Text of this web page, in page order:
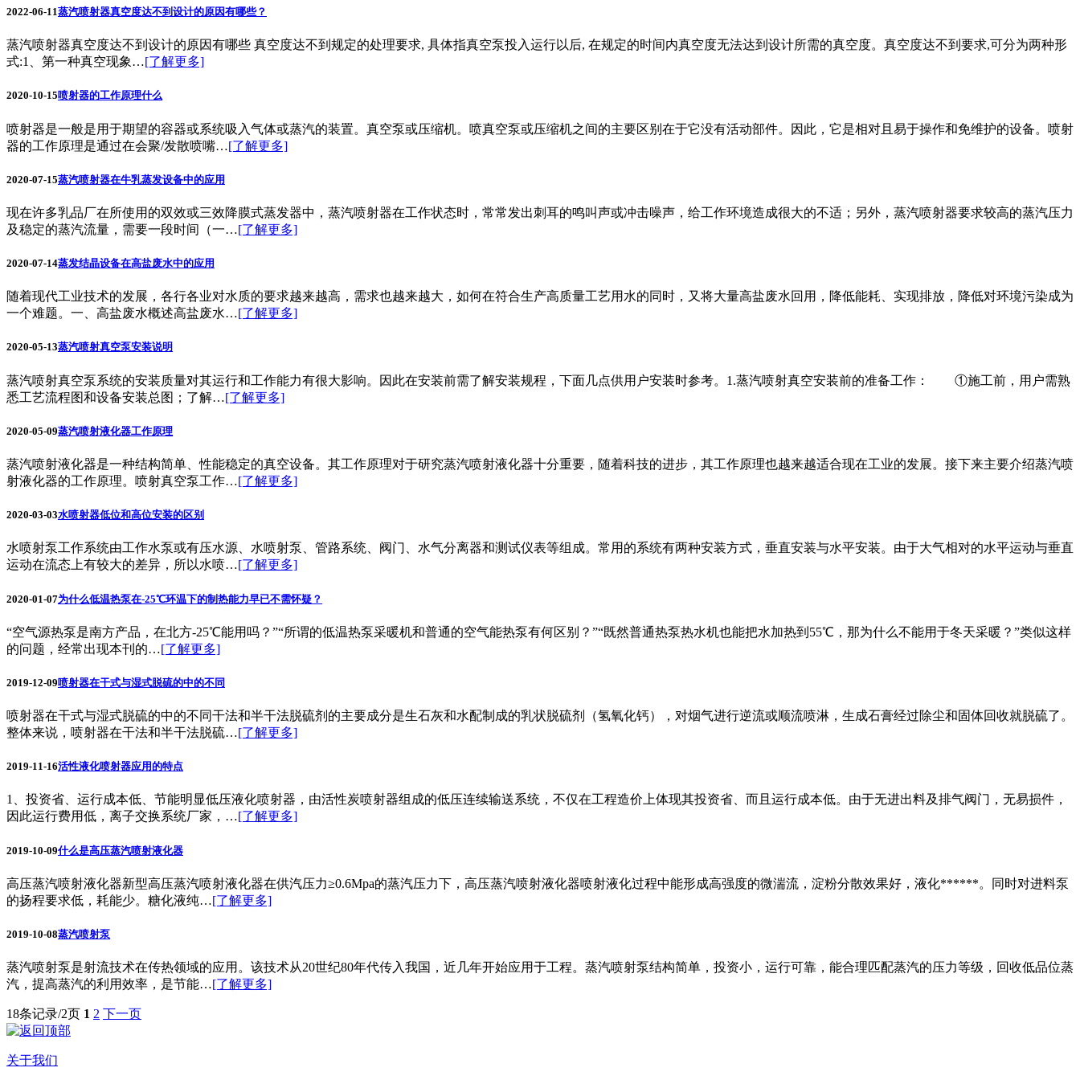
2022-06-11蒸汽喷射器真空度达不到设计的原因有哪些？
蒸汽喷射器真空度达不到设计的原因有哪些 真空度达不到规定的处理要求, 具体指真空泵投入运行以后, 在规定的时间内真空度无法达到设计所需的真空度。真空度达不到要求,可分为两种形
式:1、第一种真空现象…[了解更多]
2020-10-15喷射器的工作原理什么
喷射器是一般是用于期望的容器或系统吸入气体或蒸汽的装置。真空泵或压缩机。喷真空泵或压缩机之间的主要区别在于它没有活动部件。因此，它是相对且易于操作和免维护的设备。喷射
器的工作原理是通过在会聚/发散喷嘴…[了解更多]
2020-07-15蒸汽喷射器在牛乳蒸发设备中的应用
现在许多乳品厂在所使用的双效或三效降膜式蒸发器中，蒸汽喷射器在工作状态时，常常发出刺耳的鸣叫声或冲击噪声，给工作环境造成很大的不适；另外，蒸汽喷射器要求较高的蒸汽压力
及稳定的蒸汽流量，需要一段时间（一…[了解更多]
2020-07-14蒸发结晶设备在高盐废水中的应用
随着现代工业技术的发展，各行各业对水质的要求越来越高，需求也越来越大，如何在符合生产高质量工艺用水的同时，又将大量高盐废水回用，降低能耗、实现排放，降低对环境污染成为
一个难题。一、高盐废水概述高盐废水…[了解更多]
2020-05-13蒸汽喷射真空泵安装说明
蒸汽喷射真空泵系统的安装质量对其运行和工作能力有很大影响。因此在安装前需了解安装规程，下面几点供用户安装时参考。1.蒸汽喷射真空安装前的准备工作： ①施工前，用户需熟
悉工艺流程图和设备安装总图；了解…[了解更多]
2020-05-09蒸汽喷射液化器工作原理
蒸汽喷射液化器是一种结构简单、性能稳定的真空设备。其工作原理对于研究蒸汽喷射液化器十分重要，随着科技的进步，其工作原理也越来越适合现在工业的发展。接下来主要介绍蒸汽喷
射液化器的工作原理。喷射真空泵工作…[了解更多]
2020-03-03水喷射器低位和高位安装的区别
水喷射泵工作系统由工作水泵或有压水源、水喷射泵、管路系统、阀门、水气分离器和测试仪表等组成。常用的系统有两种安装方式，垂直安装与水平安装。由于大气相对的水平运动与垂直
运动在流态上有较大的差异，所以水喷…[了解更多]
2020-01-07为什么低温热泵在-25℃环温下的制热能力早已不需怀疑？
“空气源热泵是南方产品，在北方-25℃能用吗？”“所谓的低温热泵采暖机和普通的空气能热泵有何区别？”“既然普通热泵热水机也能把水加热到55℃，那为什么不能用于冬天采暖？”类似这样
的问题，经常出现本刊的…[了解更多]
2019-12-09喷射器在干式与湿式脱硫的中的不同
喷射器在干式与湿式脱硫的中的不同干法和半干法脱硫剂的主要成分是生石灰和水配制成的乳状脱硫剂（氢氧化钙），对烟气进行逆流或顺流喷淋，生成石膏经过除尘和固体回收就脱硫了。
整体来说，喷射器在干法和半干法脱硫…[了解更多]
2019-11-16活性液化喷射器应用的特点
1、投资省、运行成本低、节能明显低压液化喷射器，由活性炭喷射器组成的低压连续输送系统，不仅在工程造价上体现其投资省、而且运行成本低。由于无进出料及排气阀门，无易损件，
因此运行费用低，离子交换系统厂家，…[了解更多]
2019-10-09什么是高压蒸汽喷射液化器
高压蒸汽喷射液化器新型高压蒸汽喷射液化器在供汽压力≥0.6Mpa的蒸汽压力下，高压蒸汽喷射液化器喷射液化过程中能形成高强度的微湍流，淀粉分散效果好，液化******。同时对进料泵
的扬程要求低，耗能少。糖化液纯…[了解更多]
2019-10-08蒸汽喷射泵
蒸汽喷射泵是射流技术在传热领域的应用。该技术从20世纪80年代传入我国，近几年开始应用于工程。蒸汽喷射泵结构简单，投资小，运行可靠，能合理匹配蒸汽的压力等级，回收低品位蒸
汽，提高蒸汽的利用效率，是节能…[了解更多]
18条记录/2页 1 2 下一页
关于我们